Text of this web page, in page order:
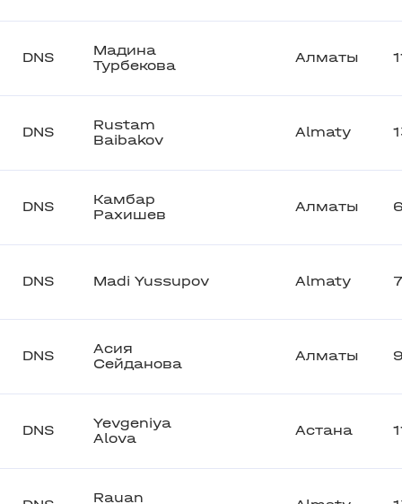
DNS
Мадина
Турбекова
Алматы
DNS
Rustam
Baibakov
Almaty
DNS
Камбар
Рахишев
Алматы
DNS Madi Yussupov Almaty
DNS
Асия
Сейданова
Алматы
DNS
Yevgeniya
Alova
Астана
Rauan